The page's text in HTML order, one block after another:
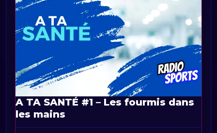
A TA SANTÉ #1 – Les fourmis dans
les mains